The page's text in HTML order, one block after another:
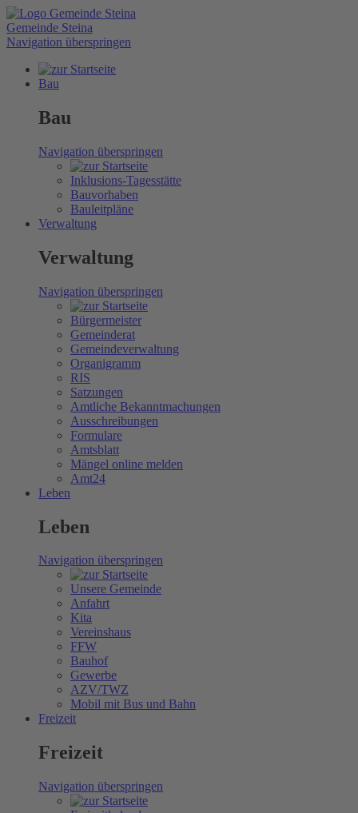
Gemeinde Steina
Navigation überspringen
Bau
Bau
Navigation überspringen
Inklusions-Tagesstätte
Bauvorhaben
Bauleitpläne
Verwaltung
Verwaltung
Navigation überspringen
Bürgermeister
Gemeinderat
Gemeindeverwaltung
Organigramm
RIS
Satzungen
Amtliche Bekanntmachungen
Ausschreibungen
Formulare
Amtsblatt
Mängel online melden
Amt24
Leben
Leben
Navigation überspringen
Unsere Gemeinde
Anfahrt
Kita
Vereinshaus
FFW
Bauhof
Gewerbe
AZV/TWZ
Mobil mit Bus und Bahn
Freizeit
Freizeit
Navigation überspringen